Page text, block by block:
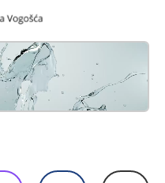
VOGOŠĆA